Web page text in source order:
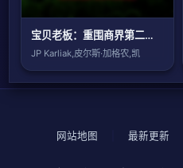
宝贝老板：重围商界第二季国语版
JP Karliak,皮尔斯·加格农,凯
网站地图 最新更新